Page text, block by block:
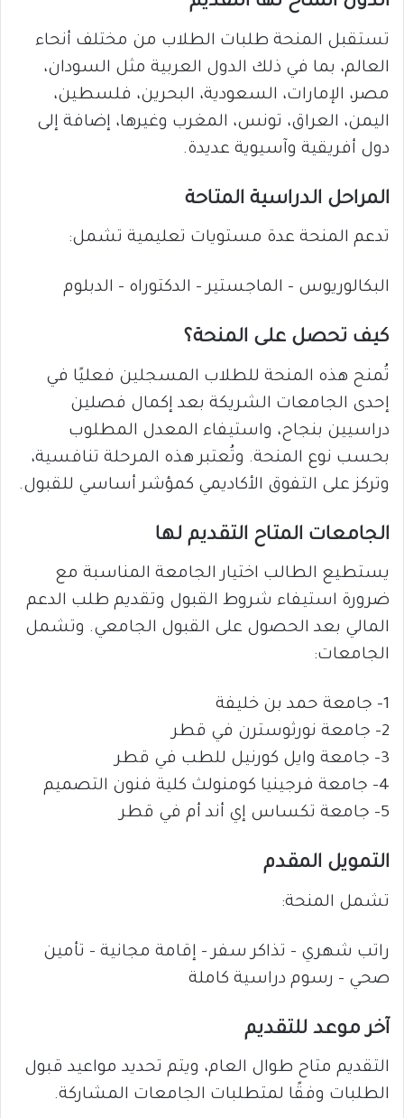
تستقبل المنحة طلبات الطلاب من مختلف أنحاء
العالم، بما في ذلك الدول العربية مثل السودان،
مصر، الإمارات، السعودية، البحرين، فلسطين،
اليمن، العراق، تونس، المغرب وغيرها، إضافة إلى
دول أفريقية وآسيوية عديدة.
المراحل الدراسية المتاحة
تدعم المنحة عدة مستويات تعليمية تشمل:
البكالوريوس – الماجستير – الدكتوراه – الدبلوم
كيف تحصل على المنحة؟
تُمنح هذه المنحة للطلاب المسجلين فعليًا في
إحدى الجامعات الشريكة بعد إكمال فصلين
دراسيين بنجاح، واستيفاء المعدل المطلوب
بحسب نوع المنحة. وتُعتبر هذه المرحلة تنافسية،
وتركز على التفوق الأكاديمي كمؤشر أساسي للقبول.
الجامعات المتاح التقديم لها
يستطيع الطالب اختيار الجامعة المناسبة مع
ضرورة استيفاء شروط القبول وتقديم طلب الدعم
المالي بعد الحصول على القبول الجامعي. وتشمل
الجامعات:
1- جامعة حمد بن خليفة
2- جامعة نورثوسترن في قطر
3- جامعة وايل كورنيل للطب في قطر
4- جامعة فرجينيا كومنولث كلية فنون التصميم
5- جامعة تكساس إي أند أم في قطر
التمويل المقدم
تشمل المنحة:
راتب شهري – تذاكر سفر – إقامة مجانية – تأمين
صحي – رسوم دراسية كاملة
آخر موعد للتقديم
التقديم متاح طوال العام، ويتم تحديد مواعيد قبول
الطلبات وفقًا لمتطلبات الجامعات المشاركة.